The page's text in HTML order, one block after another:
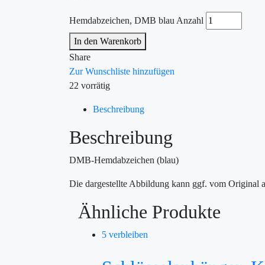
Hemdabzeichen, DMB blau Anzahl
In den Warenkorb
Share
Zur Wunschliste hinzufügen
22 vorrätig
Beschreibung
Beschreibung
DMB-Hemdabzeichen (blau)
Die dargestellte Abbildung kann ggf. vom Original
Ähnliche Produkte
5 verbleiben